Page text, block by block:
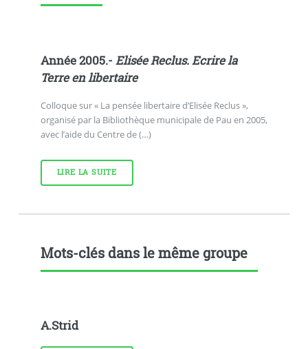
Année 2005.- Elisée Reclus. Ecrire la
Terre en libertaire
Colloque sur « La pensée libertaire d’Elisée Reclus »,
organisé par la Bibliothèque municipale de Pau en 2005,
avec l’aide du Centre de (…)
LIRE LA SUITE
Mots-clés dans le même groupe
A.Strid